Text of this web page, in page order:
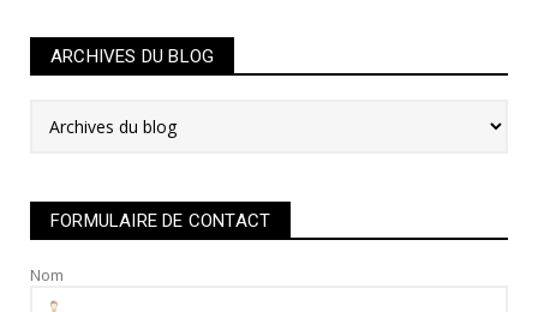
ARCHIVES DU BLOG
FORMULAIRE DE CONTACT
Nom